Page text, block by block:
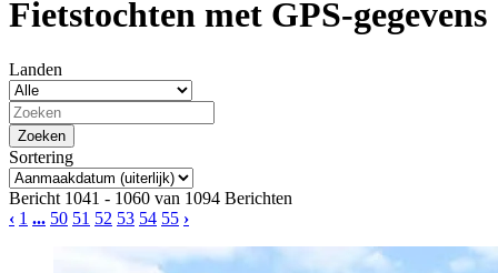
Fietstochten met GPS-gegevens
Landen
Sortering
Bericht 1041 - 1060 van 1094 Berichten
‹ 1 ... 50 51 52 53 54 55 ›